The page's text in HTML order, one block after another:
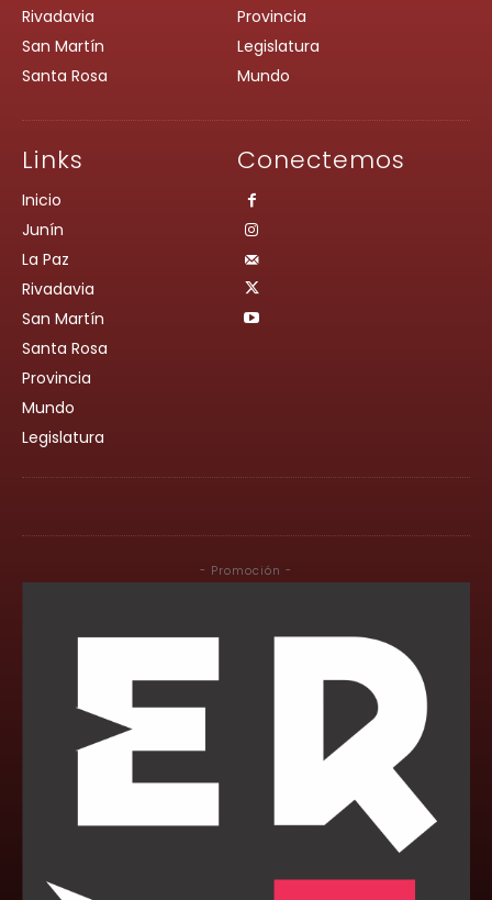
Rivadavia
San Martín
Santa Rosa
Provincia
Legislatura
Mundo
Links
Inicio
Junín
La Paz
Rivadavia
San Martín
Santa Rosa
Provincia
Mundo
Legislatura
Conectemos
- Promoción -